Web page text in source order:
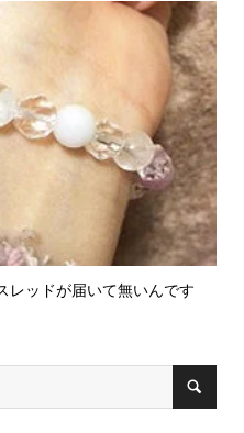
レッドが届いて無いんです